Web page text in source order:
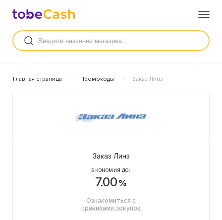
Главная страница Промокоды Заказ Линз
Заказ Линз
ЭКОНОМИЯ ДО:
7.00%
Ознакомиться с
правилами покупок